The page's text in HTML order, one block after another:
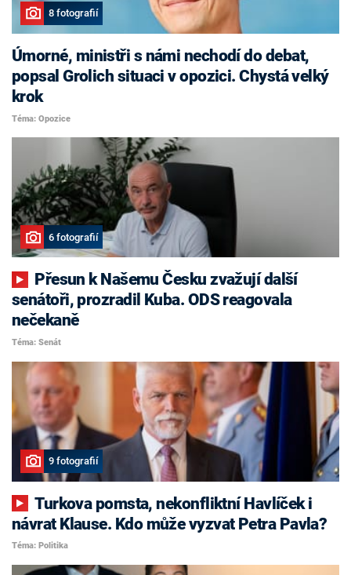
8 fotografií
Úmorné, ministři s námi nechodí do debat,
popsal Grolich situaci v opozici. Chystá velký
krok
Téma: Opozice
6 fotografií
senátoři, prozradil Kuba. ODS reagovala
nečekaně
Téma: Senát
9 fotografií
Turkova pomsta, nekonfliktní Havlíček i
návrat Klause. Kdo může vyzvat Petra Pavla?
Téma: Politika